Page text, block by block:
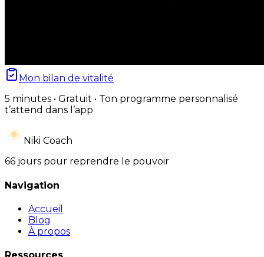
Mon bilan de vitalité
5 minutes • Gratuit • Ton programme personnalisé
t’attend dans l’app
Niki Coach
66 jours pour reprendre le pouvoir
Navigation
Accueil
Blog
À propos